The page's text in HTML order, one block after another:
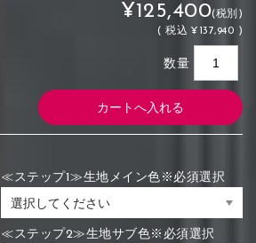
¥125,400(税別)
(税込 ¥137,940 )
数量
≪ステップ1≫生地メイン色※必須選択
≪ステップ2≫生地サブ色※必須選択